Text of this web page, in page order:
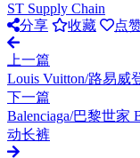
ST Supply Chain
分享
收藏 点
上一篇
Louis Vuitton/路易威
下一篇
Balenciaga/巴黎世家
动长裤